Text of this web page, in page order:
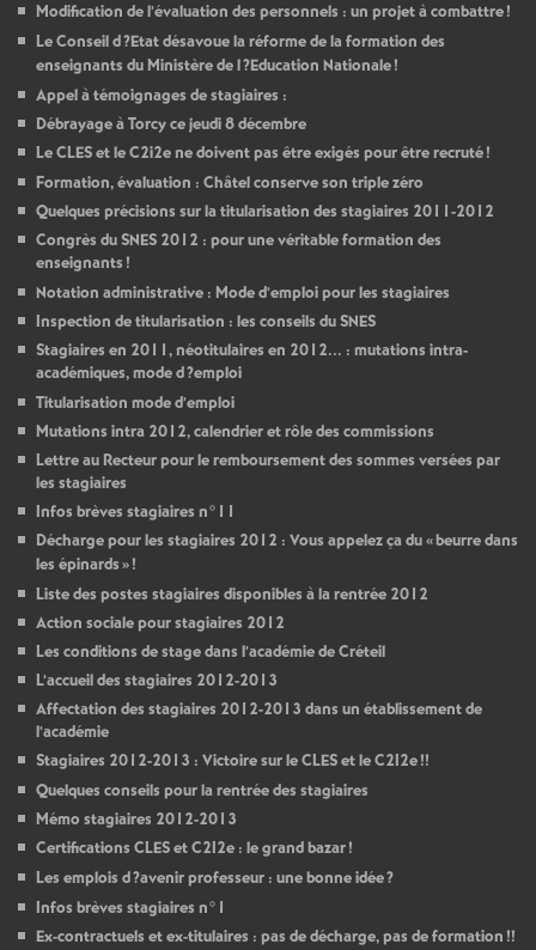
Modification de l’évaluation des personnels : un projet à combattre!
Le Conseil d?Etat désavoue la réforme de la formation des
enseignants du Ministère de l?Education Nationale!
Appel à témoignages de stagiaires :
Débrayage à Torcy ce jeudi 8 décembre
LeCLESet le C2i2e ne doivent pas être exigés pour être recruté!
Formation, évaluation : Châtel conserve son triple zéro
Quelques précisions sur la titularisation des stagiaires 2011-2012
Congrès duSNES 2012 : pour une véritable formation des
enseignants !
Notation administrative : Mode d’emploi pour les stagiaires
Inspection de titularisation : les conseils duSNES
Stagiaires en 2011, néotitulaires en 2012... : mutations intra-
académiques, mode d?emploi
Titularisation mode d’emploi
Mutations intra 2012, calendrier et rôle des commissions
Lettre au Recteur pour le remboursement des sommes versées par
les stagiaires
Infos brèves stagiaires n°11
Décharge pour les stagiaires 2012 : Vous appelez ça du «beurre dans
les épinards»!
Liste des postes stagiaires disponibles à la rentrée 2012
Action sociale pour stagiaires 2012
Les conditions de stage dans l’académie de Créteil
L’accueil des stagiaires 2012-2013
Affectation des stagiaires 2012-2013 dans un établissement de
l’académie
Stagiaires 2012-2013 : Victoire sur leCLESet le C2I2e!!
Quelques conseils pour la rentrée des stagiaires
Mémo stagiaires 2012-2013
Certifications CLESet C2I2e : le grand bazar!
Les emplois d?avenir professeur : une bonne idée?
Infos brèves stagiaires n°1
Ex-contractuels et ex-titulaires : pas de décharge, pas de formation !!